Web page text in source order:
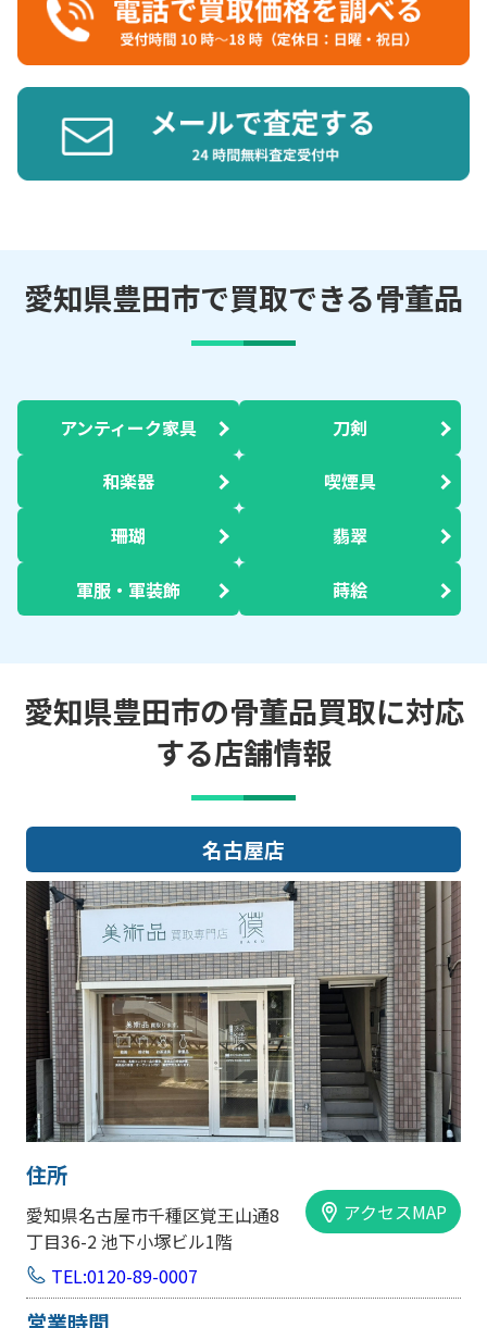
愛知県豊田市で買取できる骨董品
アンティーク家具 刀剣
和楽器 喫煙具
珊瑚 翡翠
軍服・軍装飾 蒔絵
愛知県豊田市の骨董品買取に対応
する店舗情報
名古屋店
住所
愛知県名古屋市千種区覚王山通8
丁目36-2 池下小塚ビル1階
アクセスMAP
TEL:0120-89-0007